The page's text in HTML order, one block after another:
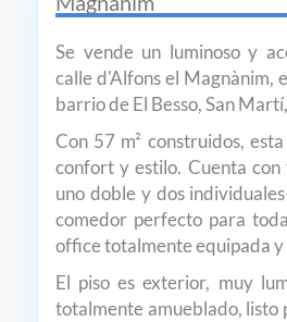
Se vende un luminoso y
calle d'Alfons el Magnànim,
barrio de El Besso, San
Con 57 m² construidos,
confort y estilo. Cuenta
uno doble y dos
comedor perfecto para
office totalmente equipada y
El piso es exterior, muy
totalmente amueblado, listo